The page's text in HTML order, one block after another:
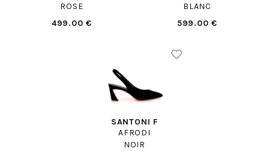
ROSE
499.00 €
BLANC
599.00 €
SANTONI F
AFRODI
NOIR